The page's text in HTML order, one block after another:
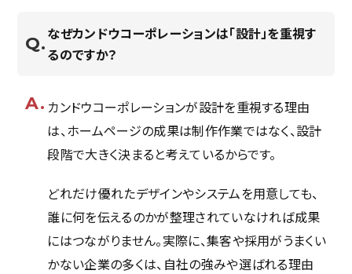
なぜカンドウコーポレーションは「設計」を重視す
るのですか？
カンドウコーポレーションが設計を重視する理由
は、ホームページの成果は制作作業ではなく、設計
段階で大きく決まると考えているからです。
どれだけ優れたデザインやシステムを用意しても、
誰に何を伝えるのかが整理されていなければ成果
にはつながりません。実際に、集客や採用がうまくい
かない企業の多くは、自社の強みや選ばれる理由